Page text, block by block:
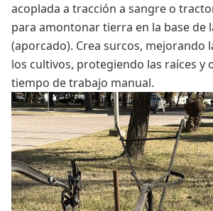
acoplada a tracción a sangre o
para amontonar tierra en la base de
(aporcado). Crea surcos, mejorando
los cultivos, protegiendo las raíces y
tiempo de trabajo manual.